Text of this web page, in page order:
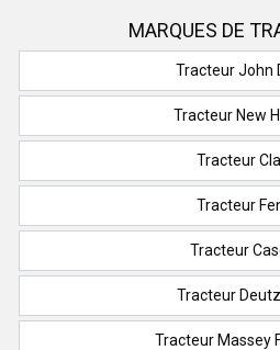
MARQUES DE
Tracteur John
Tracteur New
Tracteur
Tracteur
Tracteur
Tracteur
Tracteur Massey